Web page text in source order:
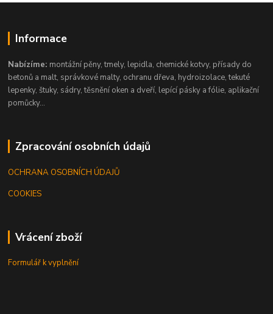
Informace
Nabízíme: montážní pěny, tmely, lepidla, chemické kotvy, přísady do
betonů a malt, správkové malty, ochranu dřeva, hydroizolace, tekuté
lepenky, štuky, sádry, těsnění oken a dveří, lepící pásky a fólie, aplikační
pomůcky...
Zpracování osobních údajů
OCHRANA OSOBNÍCH ÚDAJŮ
COOKIES
Vrácení zboží
Formulář k vyplnění